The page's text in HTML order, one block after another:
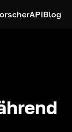
APIBlog